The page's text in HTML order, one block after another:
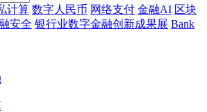
计算 数字人民币 网络支付 金融AI 区块
安全 银行业数字金融创新成果展 Bank